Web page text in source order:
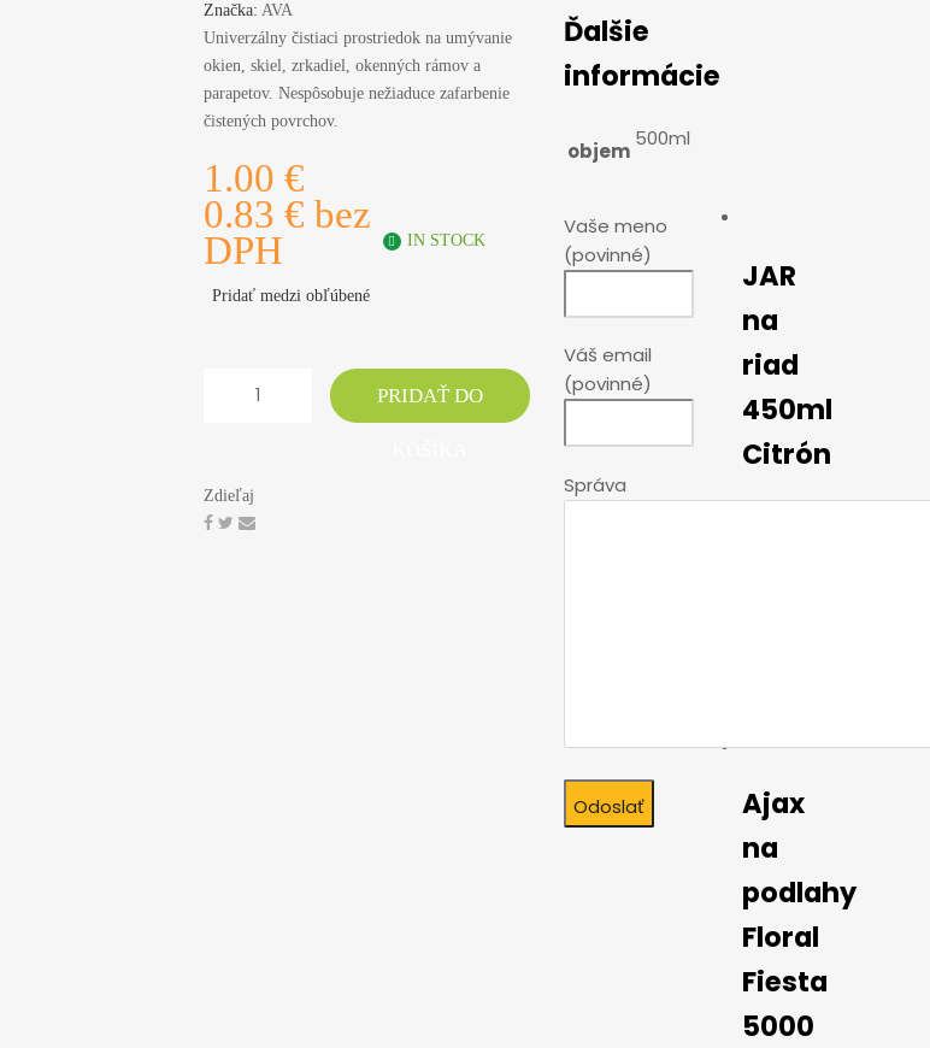
Značka: AVA
Univerzálny čistiaci prostriedok na umývanie
okien, skiel, zrkadiel, okenných rámov a
parapetov. Nespôsobuje nežiaduce zafarbenie
čistených povrchov.
1.00 €
0.83 € bez
DPH
IN STOCK
Pridať medzi obľúbené
PRIDAŤ DO
Zdieľaj
Ďalšie
informácie
objem
500ml
Vaše meno
(povinné)
Váš email
(povinné)
Správa
JAR
na
riad
450ml
Citrón
Ajax
na
podlahy
Floral
Fiesta
5000